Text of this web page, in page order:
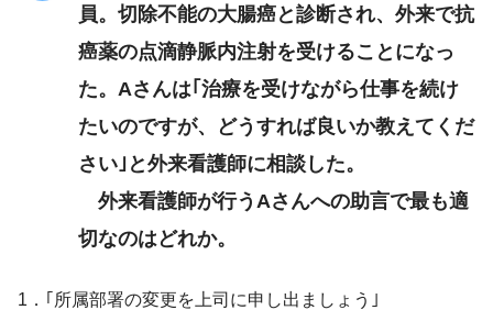
員。切除不能の大腸癌と診断され、外来で抗
癌薬の点滴静脈内注射を受けることになっ
た。Aさんは｢治療を受けながら仕事を続け
たいのですが、どうすれば良いか教えてくだ
さい｣と外来看護師に相談した。
外来看護師が行うAさんへの助言で最も適
切なのはどれか。
1．｢所属部署の変更を上司に申し出ましょう｣